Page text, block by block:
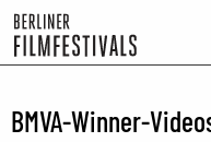
BMVA-Winner-